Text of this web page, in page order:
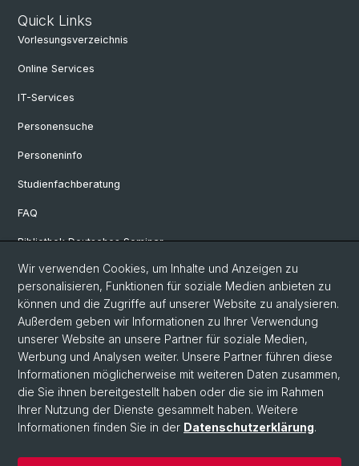
Quick Links
Vorlesungsverzeichnis
Online Services
IT-Services
Personensuche
Personeninfo
Studienfachberatung
FAQ
Bibliothek Deutsches Seminar
Neuere deutsche Literaturwissenschaft
Germanistische Mediävistik
Deutsche Sprachwissenschaft
© Universität Basel
Philosophisch-Historische Fakultät
Sprach- und Literaturwissenschaften
Home
Wir verwenden Cookies, um Inhalte und Anzeigen zu
personalisieren, Funktionen für soziale Medien anbieten zu
können und die Zugriffe auf unserer Website zu analysieren.
Außerdem geben wir Informationen zu Ihrer Verwendung
unserer Website an unsere Partner für soziale Medien,
Werbung und Analysen weiter. Unsere Partner führen diese
Informationen möglicherweise mit weiteren Daten zusammen,
die Sie ihnen bereitgestellt haben oder die sie im Rahmen
Ihrer Nutzung der Dienste gesammelt haben. Weitere
Informationen finden Sie in der Datenschutzerklärung.